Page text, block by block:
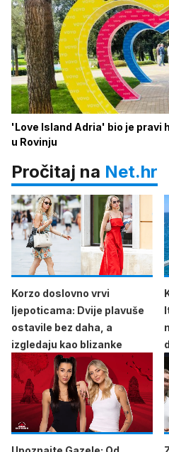
'Love Island Adria' bio je pravi
u Rovinju
Pročitaj na Net.hr
Korzo doslovno vrvi
ljepoticama: Dvije plavuše
ostavile bez daha, a
izgledaju kao blizanke